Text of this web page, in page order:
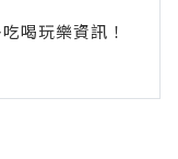
喝玩樂資訊！